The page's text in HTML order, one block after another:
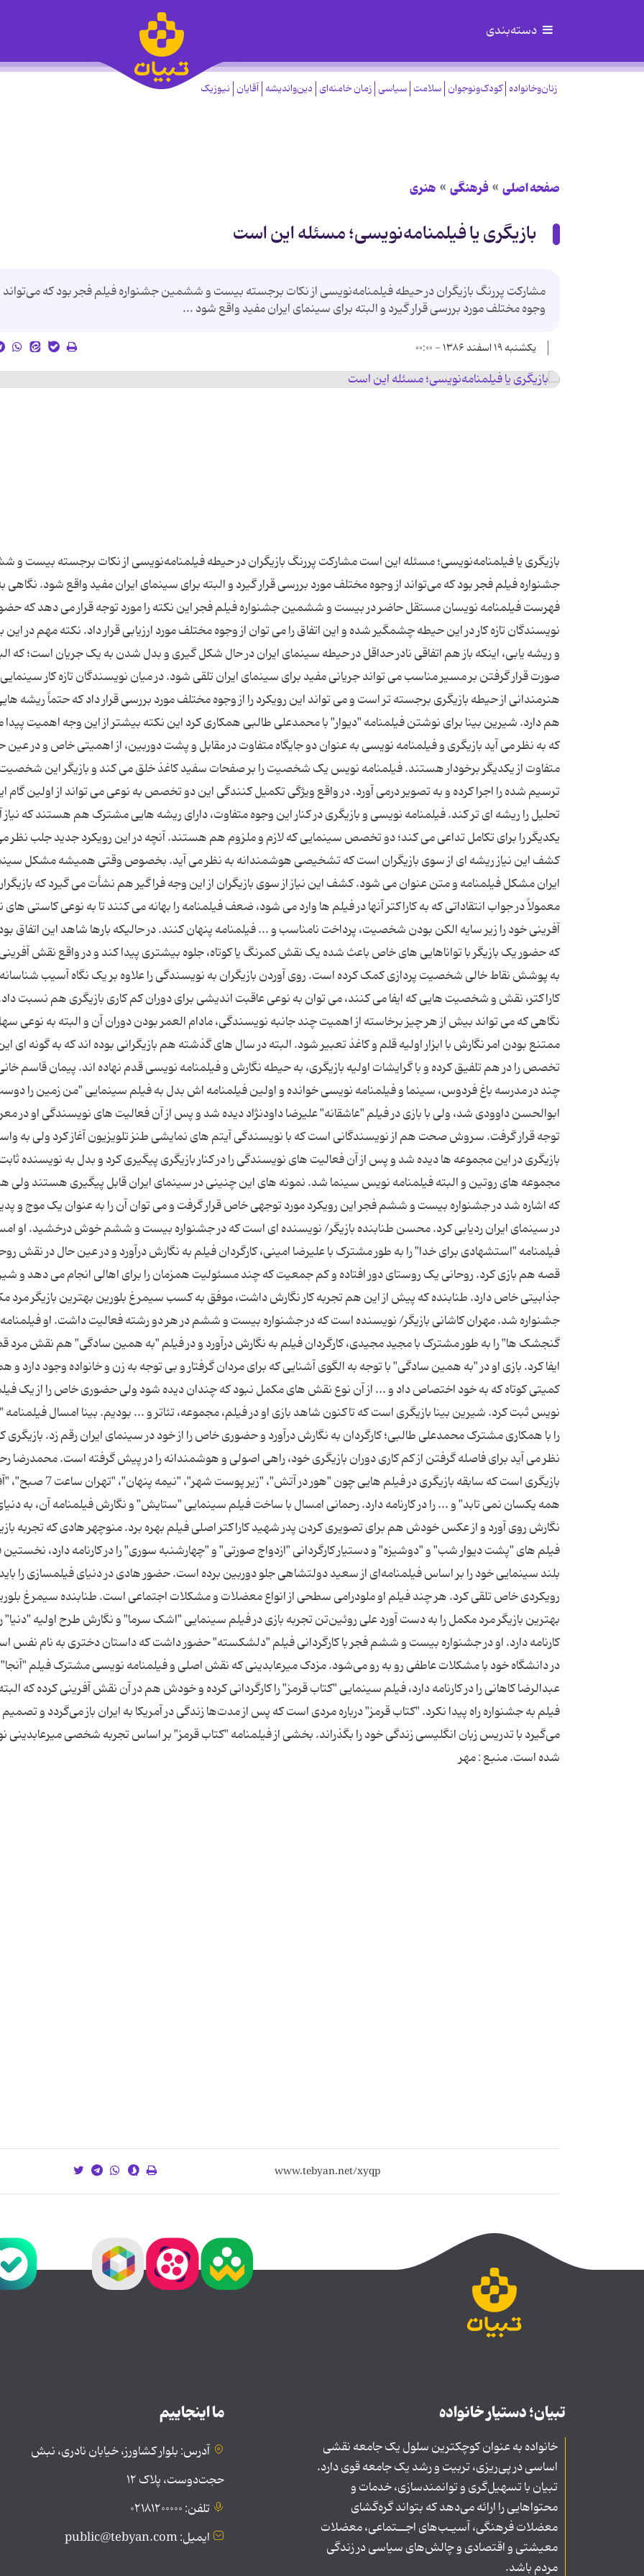
دسته‌بندی
زنان‌وخانواده کودک‌ونوجوان سلامت سیاسی زمان خامنه‌ای دین‌واندیشه آقایان نیوزیک
صفحه اصلی فرهنگی هنری
بازیگری یا فیلمنامه‌نویسی؛ مسئله این است
مشارکت پررنگ بازیگران در حیطه فیلمنامه‌نویسی از نکات برجسته بیست و ششمین جشنواره فیلم فجر بود که می‌تواند
وجوه مختلف مورد بررسی قرار گیرد و البته برای سینمای ایران مفید واقع شود ...
یکشنبه ۱۹ اسفند ۱۳۸۶ - ۰۰:۰۰
بازیگری یا فیلمنامه‌نویسی؛ مسئله این است مشارکت پررنگ بازیگران در حیطه فیلمنامه‌نویسی از نکات برجسته بیست و
جشنواره فیلم فجر بود که می‌تواند از وجوه مختلف مورد بررسی قرار گیرد و البته برای سینمای ایران مفید واقع شود. نگاهی
فهرست فیلمنامه نویسان مستقل حاضر در بیست و ششمین جشنواره فیلم فجر این نکته را مورد توجه قرار می دهد که
نویسندگان تازه کار در این حیطه چشمگیر شده و این اتفاق را می توان از وجوه مختلف مورد ارزیابی قرار داد. نکته مهم در
و ریشه یابی، اینکه باز هم اتفاقی نادر حداقل در حیطه سینمای ایران در حال شکل گیری و بدل شدن به یک جریان است؛ که
صورت قرار گرفتن بر مسیر مناسب می تواند جریانی مفید برای سینمای ایران تلقی شود. در میان نویسندگان تازه کار
هنرمندانی از حیطه بازیگری برجسته تر است و می تواند این رویکرد را از وجوه مختلف مورد بررسی قرار داد که حتماً ریشه
هم دارد. شیرین بینا برای نوشتن فیلمنامه "دیوار" با محمدعلی طالبی همکاری کرد این نکته بیشتر از این وجه اهمیت
که به نظر می آید بازیگری و فیلمنامه نویسی به عنوان دو جایگاه متفاوت در مقابل و پشت دوربین، از اهمیتی خاص و در عین
متفاوت از یکدیگر برخودار هستند. فیلمنامه نویس یک شخصیت را بر صفحات سفید کاغذ خلق می کند و بازیگر این شخصیت
ترسیم شده را اجرا کرده و به تصویر درمی آورد. در واقع ویژگی تکمیل کنندگی این دو تخصص به نوعی می تواند از اولین گام
تحلیل را ریشه ای تر کند. فیلمنامه نویسی و بازیگری در کنار این وجوه متفاوت، دارای ریشه هایی مشترک هم هستند که نیاز
یکدیگر را برای تکامل تداعی می کند؛ دو تخصص سینمایی که لازم و ملزوم هم هستند. آنچه در این رویکرد جدید جلب نظر
کشف این نیاز ریشه ای از سوی بازیگران است که تشخیصی هوشمندانه به نظر می آید. بخصوص وقتی همیشه مشکل
ایران مشکل فیلمنامه و متن عنوان می شود. کشف این نیاز از سوی بازیگران از این وجه فراگیر هم نشأت می گیرد که
معمولاً در جواب انتقاداتی که به کاراکتر آنها در فیلم ها وارد می شود، ضعف فیلمنامه را بهانه می کنند تا به نوعی کاستی
آفرینی خود را زیر سایه الکن بودن شخصیت، پرداخت نامناسب و ... فیلمنامه پنهان کنند. در حالیکه بارها شاهد این اتفاق
که حضور یک بازیگر با تواناهایی های خاص باعث شده یک نقش کمرنگ یا کوتاه، جلوه بیشتری پیدا کند و در واقع نقش آفرینی
به پوشش نقاط خالی شخصیت پردازی کمک کرده است. روی آوردن بازیگران به نویسندگی را علاوه بر یک نگاه آسیب
کاراکتر، نقش و شخصیت هایی که ایفا می کنند، می توان به نوعی عاقبت اندیشی برای دوران کم کاری بازیگری هم نسبت
نگاهی که می تواند بیش از هر چیز برخاسته از اهمیت چند جانبه نویسندگی، مادام العمر بودن دوران آن و البته به نوعی
ممتنع بودن امر نگارش با ابزار اولیه قلم و کاغذ تعبیر شود. البته در سال های گذشته هم بازیگرانی بوده اند که به گونه ای
تخصص را در هم تلفیق کرده و با گرایشات اولیه بازیگری، به حیطه نگارش و فیلمنامه نویسی قدم نهاده اند. پیمان قاسم
چند در مدرسه باغ فردوس، سینما و فیلمنامه نویسی خوانده و اولین فیلمنامه اش بدل به فیلم سینمایی "من زمین را
ابوالحسن داوودی شد، ولی با بازی در فیلم "عاشقانه" علیرضا داودنژاد دیده شد و پس از آن فعالیت های نویسندگی او در
توجه قرار گرفت. سروش صحت هم از نویسندگانی است که با نویسندگی آیتم های نمایشی طنز تلویزیون آغاز کرد ولی به
بازیگری در این مجموعه ها دیده شد و پس از آن فعالیت های نویسندگی را در کنار بازیگری پیگیری کرد و بدل به نویسنده ثابت
مجموعه های روتین و البته فیلمنامه نویس سینما شد. نمونه های این چنینی در سینمای ایران قابل پیگیری هستند ولی
که اشاره شد در جشنواره بیست و ششم فجر این رویکرد مورد توجهی خاص قرار گرفت و می توان آن را به عنوان یک موج و
در سینمای ایران ردیابی کرد. محسن طنابنده بازیگر/ نویسنده ای است که در جشنواره بیست و ششم خوش درخشید. او
فیلمنامه "استشهادی برای خدا" را به طور مشترک با علیرضا امینی، کارگردان فیلم به نگارش درآورد و در عین حال در نقش
قصه هم بازی کرد. روحانی یک روستای دور افتاده و کم جمعیت که چند مسئولیت همزمان را برای اهالی انجام می دهد و
جذابیتی خاص دارد. طنابنده که پیش از این هم تجربه کار نگارش داشت، موفق به کسب سیمرغ بلورین بهترین بازیگر مرد
جشنواره شد. مهران کاشانی بازیگر/ نویسنده است که در جشنواره بیست و ششم در هر دو رشته فعالیت داشت. او فیلمنامه
گنجشک ها" را به طور مشترک با مجید مجیدی، کارگردان فیلم به نگارش درآورد و در فیلم "به همین سادگی" هم نقش مرد
ایفا کرد. بازی او در "به همین سادگی" با توجه به الگوی آشنایی که برای مردان گرفتار و بی توجه به زن و خانواده وجود دارد و
کمیتی کوتاه که به خود اختصاص داد و ... از آن نوع نقش های مکمل نبود که چندان دیده شود ولی حضوری خاص را از یک
نویس ثبت کرد. شیرین بینا بازیگری است که تاکنون شاهد بازی او در فیلم، مجموعه، تئاتر و ... بودیم. بینا امسال فیلمنامه
را با همکاری مشترک محمدعلی طالبی؛ کارگردان به نگارش درآورد و حضوری خاص را از خود در سینمای ایران رقم زد. بازیگری
نظر می آید برای فاصله گرفتن از کم کاری دوران بازیگری خود، راهی اصولی و هوشمندانه را در پیش گرفته است. محمدرضا
بازیگری است که سابقه بازیگری در فیلم هایی چون "هور در آتش"،
همه یکسان نمی تابد" و ... را در کارنامه دارد. رحمانی امسال با ساخت فیلم سینمایی "ستایش" و نگارش فیلمنامه آن، به
نگارش روی آورد و از عکس خودش هم برای تصویری کردن پدر شهید کاراکتر اصلی فیلم بهره برد. منوچهر هادی که تجربه
فیلم های "پشت دیوار شب" و "دوشیزه" و دستیار کارگردانی "ازدواج صورتی" و "چهارشنبه سوری" را در کارنامه دارد، نخستین
بلند سینمایی خود را بر اساس فیلمنامه‌ای از سعید دولتشاهی جلو دوربین برده است. حضور هادی در دنیای فیلمسازی را باید
رویکردی خاص تلقی کرد. هر چند فیلم او ملودرامی سطحی از انواع معضلات و مشکلات اجتماعی است. طنابنده سیمرغ
بهترین بازیگر مرد مکمل را به دست آورد علی روئین‌تن تجربه بازی در فیلم سینمایی "اشک سرما" و نگارش طرح اولیه "دنیا"
کارنامه دارد. او در جشنواره بیست و ششم فجر با کارگردانی فیلم "دلشکسته" حضور داشت که داستان دختری به نام نفس
در دانشگاه خود با مشکلات عاطفی رو به رو می‌شود. مزدک میرعابدینی که نقش اصلی و فیلمنامه نویسی مشترک فیلم "آنجا"
عبدالرضا کاهانی را در کارنامه دارد، فیلم سینمایی "کتاب قرمز" را کارگردانی کرده و خودش هم در آن نقش آفرینی کرده که
فیلم به جشنواره راه پیدا نکرد. "کتاب قرمز" درباره مردی است که پس از مدت‌ها زندگی در آمریکا به ایران باز می‌گردد و تصمیم
می‌گیرد با تدریس زبان انگلیسی زندگی خود را بگذراند. بخشی از فیلمنامه "کتاب قرمز" بر اساس تجربه شخصی میرعابدینی
شده است. منبع : مهر
تبیان؛ دستیار خانواده
خانواده به عنوان کوچکترین سلول یک جامعه نقشی
اساسی در پی‌ریزی، تربیت و رشد یک جامعه قوی دارد.
تبیان با تسهیل‌گری و توانمندسازی، خدمات و
محتواهایی را ارائه می‌دهد که بتواند گره‌گشای
معضلات فرهنگی، آسیـب‌های اجــتماعی، معضلات
معیشتی و اقتصادی و چالش‌های سیاسی در زندگی
مردم باشد.
ما اینجاییم
آدرس: بلوار کشاورز، خیابان نادری، نبش
حجت‌دوست، پلاک ۱۲
تلفن: ۰۲۱۸۱۲۰۰۰۰۰
ایمیل: public@tebyan.com